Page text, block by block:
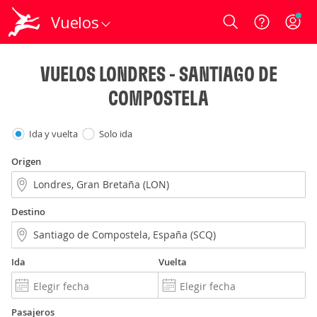
Vuelos Login
VUELOS LONDRES - SANTIAGO DE
COMPOSTELA
Ida y vuelta Solo ida
Origen
Destino
Ida Vuelta
Pasajeros